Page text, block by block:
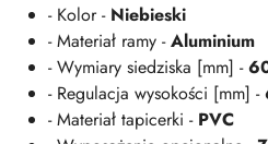
- Kolor - Niebieski
- Materiał ramy -Aluminium
- Wymiary siedziska [mm] -
- Regulacja wysokości [mm] -
- Materiał tapicerki - PVC